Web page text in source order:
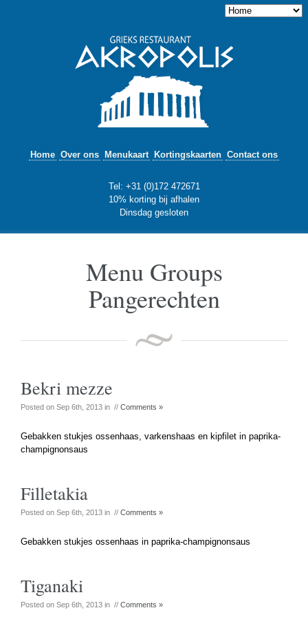
Home Over ons Menukaart Kortingskaarten Contact ons
Tel: +31 (0)172 472671
10% korting bij afhalen
Dinsdag gesloten
Menu Groups
Pangerechten
Bekri mezze
Posted on Sep 6th, 2013 in // Comments »
Gebakken stukjes ossenhaas, varkenshaas en kipfilet in paprika-
champignonsaus
Filletakia
Posted on Sep 6th, 2013 in // Comments »
Gebakken stukjes ossenhaas in paprika-champignonsaus
Tiganaki
Posted on Sep 6th, 2013 in // Comments »